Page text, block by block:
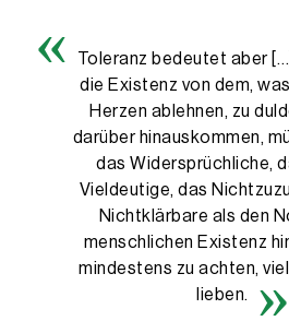
Toleranz bedeutet aber
die Existenz von dem,
Herzen ablehnen, zu
darüber hinauskommen,
das Widersprüchliche,
Vieldeutige, das
Nichtklärbare als den
menschlichen Existenz
mindestens zu achten,
lieben.